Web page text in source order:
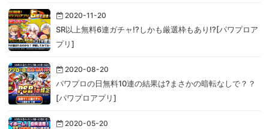
2020-11-20
SR以上無料6連ガチャ!?しかも厳選枠もあり!?[パワプロア
プリ]
2020-08-20
パワプロの日無料10連の結果は?まさかの暗転なしで？？
[パワプロアプリ]
2020-05-20